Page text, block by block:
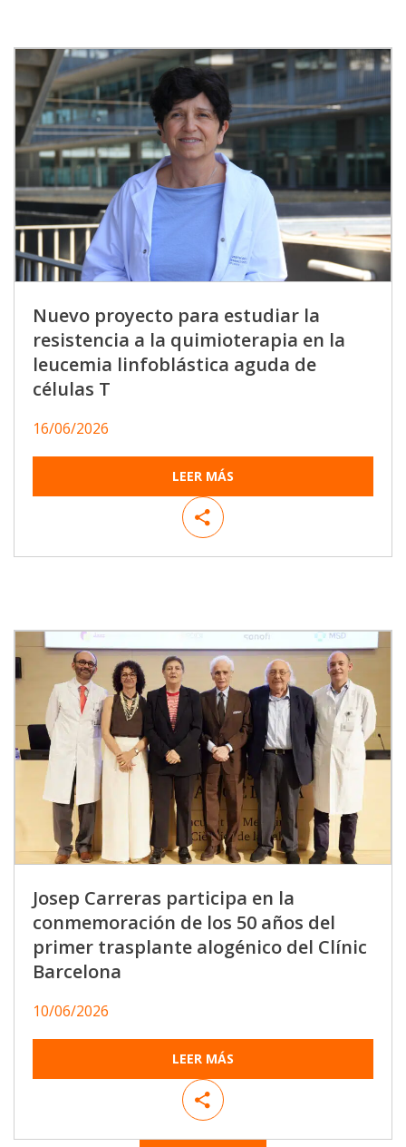
Nuevo proyecto para estudiar la
resistencia a la quimioterapia en la
leucemia linfoblástica aguda de
células T
16/06/2026
LEER MÁS
Josep Carreras participa en la
conmemoración de los 50 años del
primer trasplante alogénico del Clínic
Barcelona
10/06/2026
LEER MÁS